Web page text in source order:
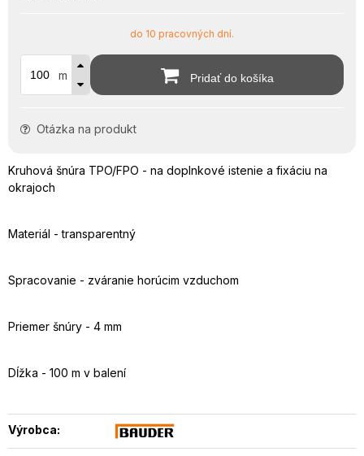
do 10 pracovných dní.
m Pridať do košíka
Otázka na produkt
Kruhová šnúra TPO/FPO - na doplnkové istenie a fixáciu na
okrajoch
Materiál - transparentný
Spracovanie - zváranie horúcim vzduchom
Priemer šnúry - 4 mm
Dĺžka - 100 m v balení
Výrobca: